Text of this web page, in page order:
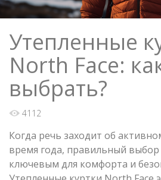
Утепленные
North Face:
выбрать?
4112
Когда речь заходит об
время года, правильный
ключевым для комфорта и